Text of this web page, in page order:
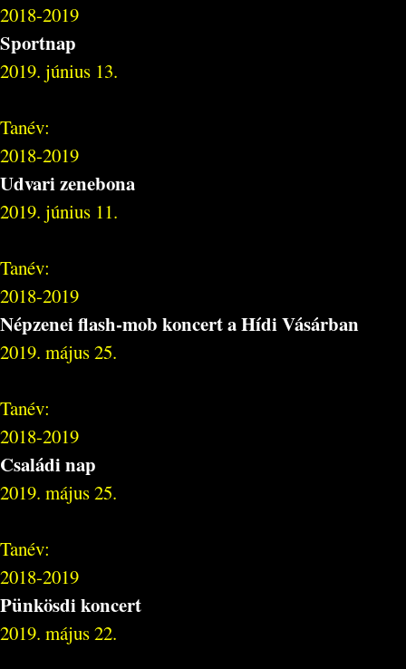
2018-2019
Sportnap
2019. június 13.
Tanév:
2018-2019
Udvari zenebona
2019. június 11.
Tanév:
2018-2019
Népzenei flash-mob koncert a Hídi Vásárban
2019. május 25.
Tanév:
2018-2019
Családi nap
2019. május 25.
Tanév:
2018-2019
Pünkösdi koncert
2019. május 22.